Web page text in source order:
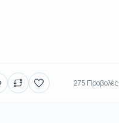
275 Προβολές